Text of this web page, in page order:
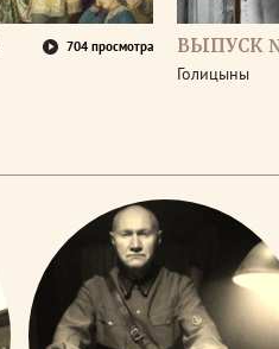
704 просмотра ВЫПУСК
Голицыны